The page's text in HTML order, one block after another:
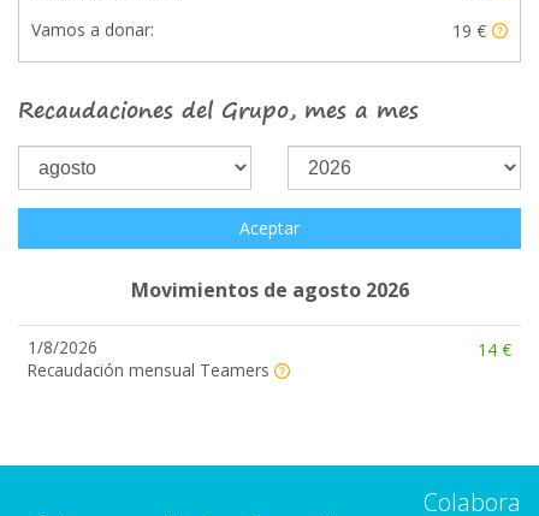
Vamos a donar:
19 €
Recaudaciones del Grupo, mes a mes
Aceptar
Movimientos de agosto 2026
1/8/2026
Recaudación mensual Teamers
14 €
Colabora